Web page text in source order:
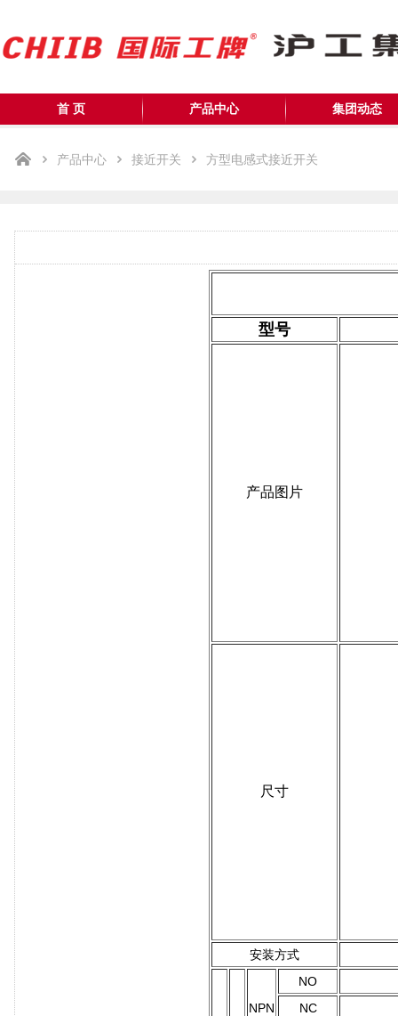
首 页 产品中心 集团动态
产品中心 接近开关 方型电感式接近开关
型号
产品图片
尺寸
安装方式
NPN
NO
NC